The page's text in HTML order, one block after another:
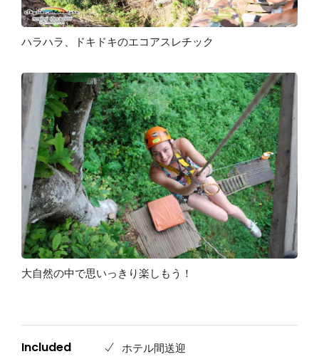
ハラハラ、ドキドキのエコアスレチック
大自然の中で思いっきり楽しもう！
Included ホテル間送迎